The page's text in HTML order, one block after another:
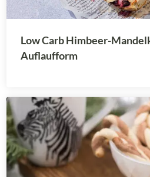
Low Carb Himbeer-
Auflaufform